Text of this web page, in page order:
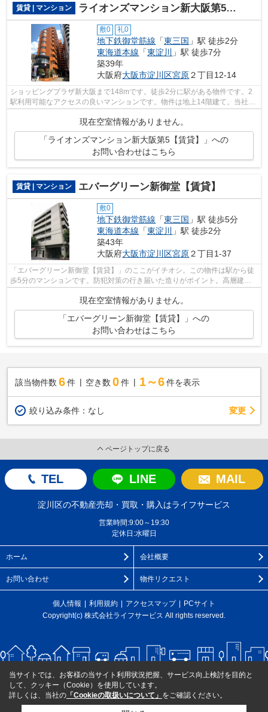
賃貸 | マンション ライオンズマンション新大阪第5【賃貸】
敷0 礼0
地下鉄御堂筋線 「東三国 」駅 徒歩2分
東海道本線 「東淀川
」駅 徒歩7分
築39年
大阪府大阪市淀川区宮原２丁目12-14
ショッピングプラザ新大阪まで148mです。徒歩2分に駅がある物件です。2
駅利用可能なアクセスの良いマンションです。物件は地上14階建て。当社ス
現在空室情報がありません。
「ライオンズマンション新大阪第5【賃貸】」への
お問い合わせはこちら
賃貸 | マンション エバーグリーン新御堂【賃貸】
敷0
地下鉄御堂筋線 「東三国 」駅 徒歩5分
東海道本線 「東淀川
」駅 徒歩2分
築43年
大阪府大阪市淀川区宮原２丁目1-37
「エバーグリーン新御堂【賃貸】」のここがイチオシ。この物件は駅から徒
歩5分のマンションです。防犯対策の行き届いた造りがポイント。高層建築
現在空室情報がありません。
「エバーグリーン新御堂【賃貸】」への
お問い合わせはこちら
該当物件数 6件 空き数 0 件 1～6 件を表示
絞り込み条件： なし 変更
ページトップに戻る
TEL LINE MAIL
淀川区の不動産売却・買取・購入はライフサービス
営業時間:9:00～19:30
定休日:水曜日
ホーム 会社概要
お問い合わせ 物件リクエスト
個人情報 利用規約 アクセスマップ
PCサイト
Copyright(c) 株式会社ライフサービス All rights reserved.
当サイトでは、お客様の当サイト利用状況把握、サービス向上検討を目的と
して、クッキー（Cookie）を使用しています。
詳しくは、当社の 「Cookieの取扱いについて」 をご確認ください。